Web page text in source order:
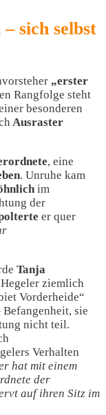
sich selbst
„erster
Rangfolge steht
besonderen
Ausraster
, eine
. Unruhe kam
im
der
er quer
Tanja
ziemlich
Vorderheide“
Befangenheit, sie
nicht teil.
Verhalten
hat mit einem
der
auf ihren Sitz im